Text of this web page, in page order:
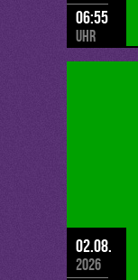
06:55
Uhr
02.08.
2026